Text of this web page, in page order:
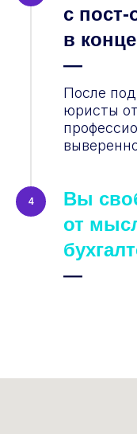
с пост-
в
—
После
юристы
4
Вы
от
—